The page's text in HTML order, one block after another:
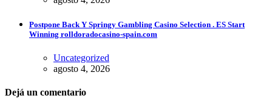
Postpone Back Y Springy Gambling Casino Selection . ES Start
Winning rolldoradocasino-spain.com
Uncategorized
agosto 4, 2026
Dejá un comentario